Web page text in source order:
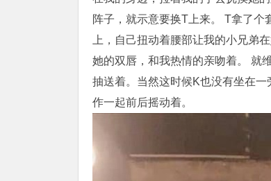
阵子，就示意要换T上来。 T拿了
上，自己扭动着腰部让我的小兄弟
她的双唇，和我热情的亲吻着。 就
抽送着。当然这时候K也没有坐在
作一起前后摇动着。